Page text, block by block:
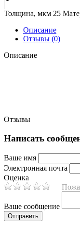
Толщина, мкм 25
Описание
Отзывы (0)
Описание
Отзывы
Написать
Ваше имя
Электронная почта
Оценка
Ваше сообщение